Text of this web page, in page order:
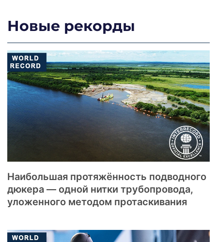
Новые рекорды
Наибольшая протяжённость подводного
дюкера — одной нитки трубопровода,
уложенного методом протаскивания